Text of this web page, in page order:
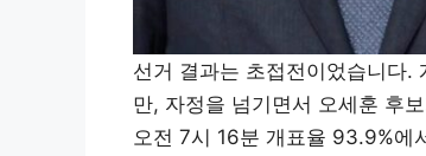
선거 결과는 초접전이었습니다.
만, 자정을 넘기면서 오세훈 후
오전 7시 16분 개표율 93.9%에